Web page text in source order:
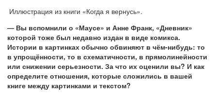
Иллюстрация из книги «Когда я вернусь».
— Вы вспомнили о «Маусе» и Анне Франк, «Дневник»
которой тоже был недавно издан в виде комикса.
Истории в картинках обычно обвиняют в чём-нибудь: то
в упрощённости, то в схематичности, в прямолинейности
или снижении серьезности. За что их оценили вы? И как
определите отношения, которые сложились в вашей
книге между картинками и текстом?